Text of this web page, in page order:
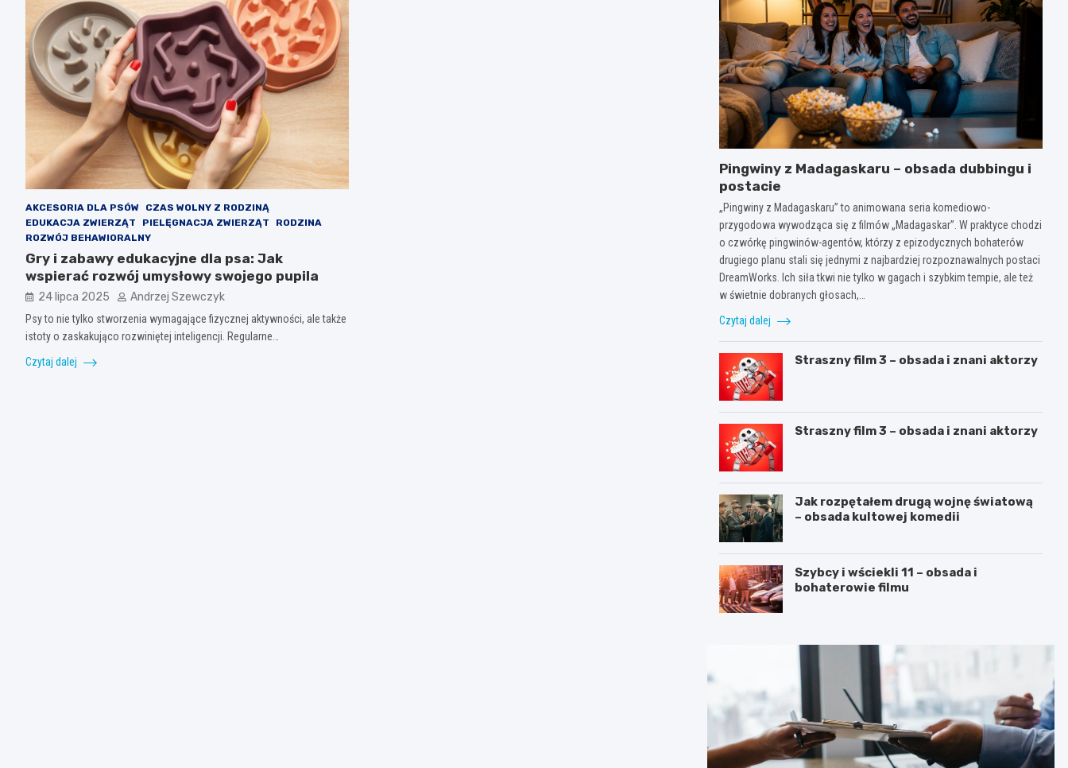
AKCESORIA DLA PSÓW
CZAS WOLNY Z RODZINĄ
EDUKACJA ZWIERZĄT
PIELĘGNACJA ZWIERZĄT
RODZINA
ROZWÓJ BEHAWIORALNY
Gry i zabawy edukacyjne dla psa: Jak
wspierać rozwój umysłowy swojego pupila
24 lipca 2025 Andrzej Szewczyk
Psy to nie tylko stworzenia wymagające fizycznej aktywności, ale także
istoty o zaskakująco rozwiniętej inteligencji. Regularne…
Czytaj dalej
Pingwiny z Madagaskaru – obsada dubbingu i
postacie
„Pingwiny z Madagaskaru” to animowana seria komediowo-
przygodowa wywodząca się z filmów „Madagaskar”. W praktyce chodzi
o czwórkę pingwinów-agentów, którzy z epizodycznych bohaterów
drugiego planu stali się jednymi z najbardziej rozpoznawalnych postaci
DreamWorks. Ich siła tkwi nie tylko w gagach i szybkim tempie, ale też
w świetnie dobranych głosach,…
Czytaj dalej
Straszny film 3 – obsada i znani aktorzy
Straszny film 3 – obsada i znani aktorzy
Jak rozpętałem drugą wojnę światową
– obsada kultowej komedii
Szybcy i wściekli 11 – obsada i
bohaterowie filmu